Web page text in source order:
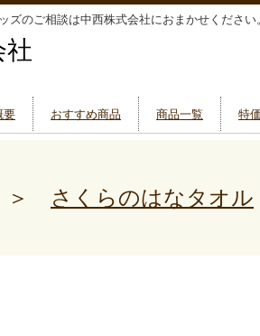
ズのご相談は中西株式会社におまかせください
社
要 おすすめ商品 商品一覧 特
さくらのはなタオル